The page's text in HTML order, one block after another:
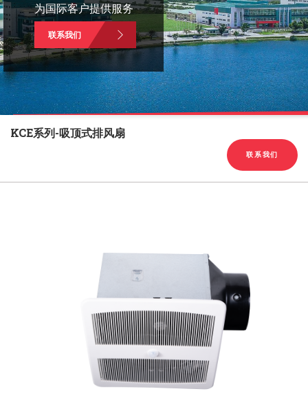
为什么选择科禄格
招聘
联系我们
为国际客户提供服务
联系我们
KCE系列-吸顶式排风扇
联系我们